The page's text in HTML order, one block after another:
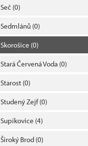
Seč (0)
Sedmlánů (0)
Skorošice (0)
Stará Červená Voda (0)
Starost (0)
Studený Zejf(0)
Supíkovice (4)
Široký Brod (0)